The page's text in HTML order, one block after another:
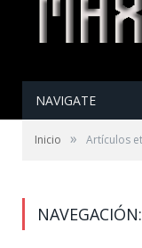
NAVIGATE
Inicio » Artículos
NAVEGACIÓN: